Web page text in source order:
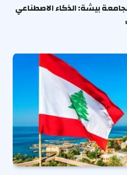
بيشة: الذكاء الاصطناعي